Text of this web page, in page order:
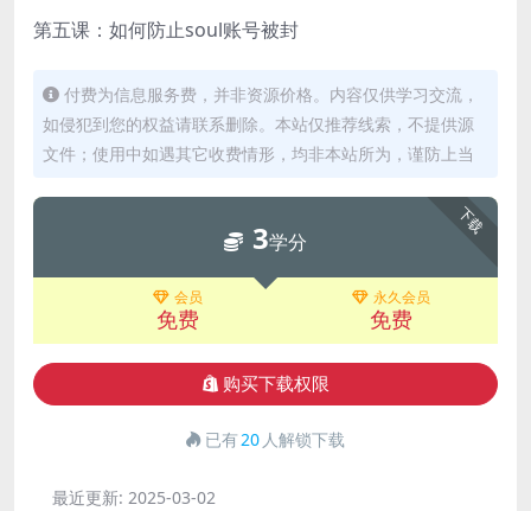
第五课：如何防止soul账号被封
付费为信息服务费，并非资源价格。内容仅供学习交流，
如侵犯到您的权益请联系删除。本站仅推荐线索，不提供源
文件；使用中如遇其它收费情形，均非本站所为，谨防上当
下载
3学分
会员
免费
永久会员
免费
购买下载权限
已有20 人解锁下载
最近更新: 2025-03-02